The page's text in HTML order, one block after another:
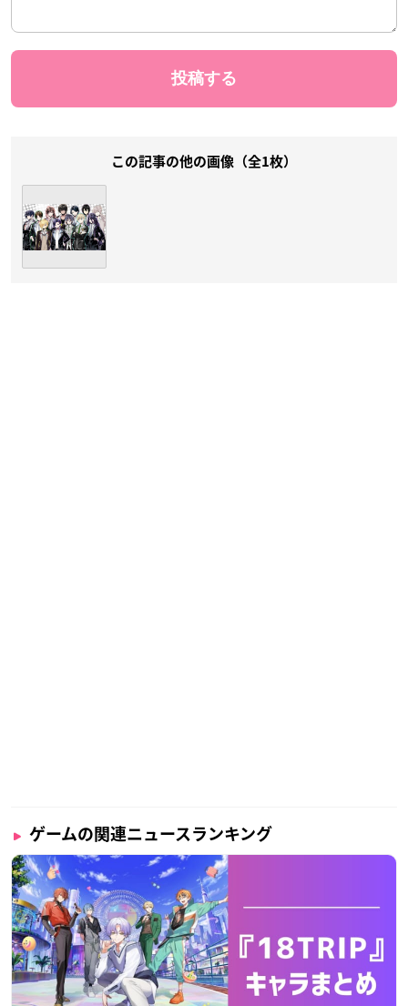
この記事の他の画像（全1枚）
ゲームの関連ニュースランキング